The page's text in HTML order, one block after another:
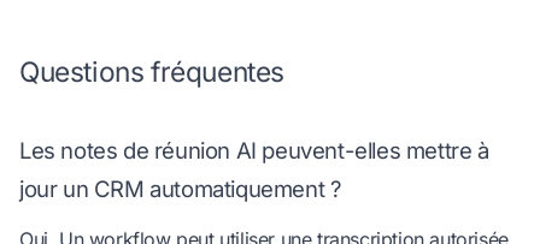
Questions fréquentes
Les notes de réunion AI peuvent-elles mettre à
jour un CRM automatiquement ?
Oui. Un workflow peut utiliser une transcription autorisée,